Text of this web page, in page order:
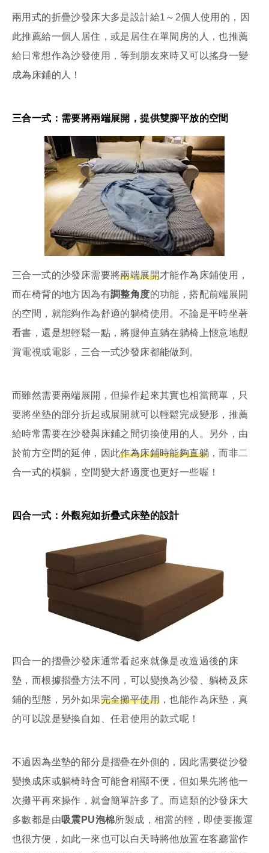
兩用式的折疊沙發床大多是設計給1～2個人使用的，因
此推薦給一個人居住，或是居住在單間房的人，也推薦
給日常想作為沙發使用，等到朋友來時又可以搖身一變
成為床鋪的人！
三合一式：需要將兩端展開，提供雙腳平放的空間
三合一式的沙發床需要將兩端展開才能作為床鋪使用，
而在椅背的地方因為有調整角度的功能，搭配前端展開
的空間，就能夠作為舒適的躺椅使用。不論是平時坐著
看書，還是想輕鬆一點，將腿伸直躺在躺椅上愜意地觀
賞電視或電影，三合一式沙發床都能做到。
而雖然需要兩端展開，但操作起來其實也相當簡單，只
要將坐墊的部分折起或展開就可以輕鬆完成變形，推薦
給時常需要在沙發與床鋪之間切換使用的人。另外，由
於前方空間的延伸，因此作為床鋪時能夠直躺 ，而非二
合一式的橫躺，空間變大舒適度也更好一些喔！
四合一式：外觀宛如折疊式床墊的設計
四合一的摺疊沙發床通常看起來就像是改造過後的床
墊，而根據摺疊方法不同，可以變換為沙發、躺椅及床
鋪的型態，另外如果完全攤平使用 ，也能作為床墊，真
的可以說是變換自如、任君使用的款式呢！
不過因為坐墊的部分是摺疊在外側的，因此需要從沙發
變換成床或躺椅時會可能會稍顯不便，但如果先將他一
次攤平再來操作，就會簡單許多了。而這類的沙發床大
多數都是由吸震PU泡棉所製成，相當的輕，即使要搬運
也很方便，如此一來也可以白天時將他放置在客廳當作